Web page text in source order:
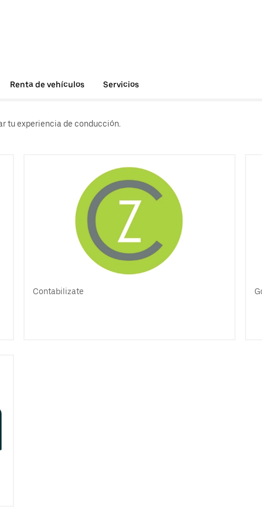
Renta de vehículos Servicios
tu experiencia de conducción.
Contabilizate